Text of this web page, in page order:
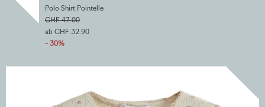
Polo Shirt Pointelle
CHF 47.00
ab CHF 32.90
- 30%